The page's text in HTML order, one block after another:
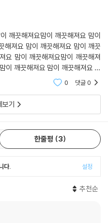
깨끗해져요맘이 깨끗해져요 맘이
해져요 맘이 깨끗해져요 맘이 깨끗
요 맘이 깨끗해져요맘이 깨끗해져
이 깨끗해져요 맘이 깨끗해져요 맘
끗해져요 맘이 깨끗해져요맘이 깨
0 댓글0
보기
한줄평 3
다. 설정
추천순